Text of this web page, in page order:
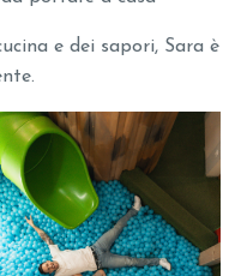
e dei sapori, Sara è